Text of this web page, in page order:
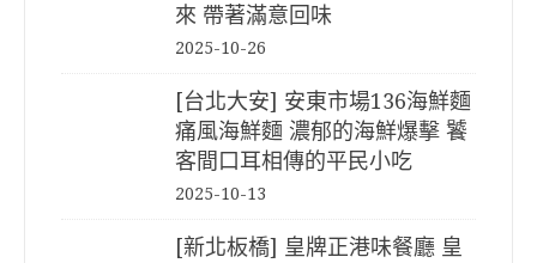
來 帶著滿意回味
2025-10-26
[台北大安] 安東市場136海鮮麵
痛風海鮮麵 濃郁的海鮮爆擊 饕
客間口耳相傳的平民小吃
2025-10-13
[新北板橋] 皇牌正港味餐廳 皇